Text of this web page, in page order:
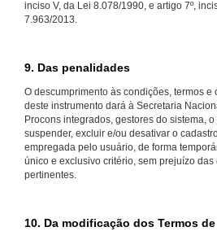
inciso V, da Lei 8.078/1990, e artigo 7º,
7.963/2013.
9. Das penalidades
O descumprimento às condições, termos e
deste instrumento dará à Secretaria
Procons integrados, gestores do sistema,
suspender, excluir e/ou desativar o
empregada pelo usuário, de forma
único e exclusivo critério, sem prejuízo
pertinentes.
10. Da modificação dos Termos